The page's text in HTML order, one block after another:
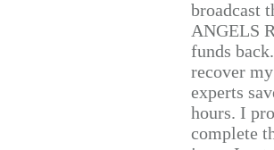
broadcast
ANGELS
funds
recover
experts
hours. I
complete